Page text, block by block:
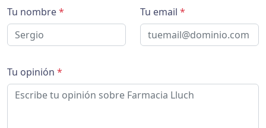
Tu nombre* Tu email *
Tu opinión *